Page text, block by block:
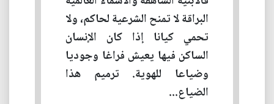
البراقة لا تمنح الشرعية لحاكم، ولا
تحمي كيانا إذا كان الإنسان
الساكن فيها يعيش فراغا وجوديا
وضياعا للهوية. ترميم هذا
الضياع...